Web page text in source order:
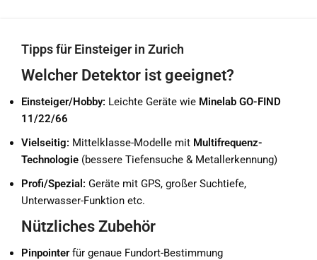
Tipps für Einsteiger in Zurich
Welcher Detektor ist geeignet?
Einsteiger/Hobby: Leichte Geräte wie Minelab GO-FIND
11/22/66
Vielseitig: Mittelklasse-Modelle mit Multifrequenz-
Technologie (bessere Tiefensuche & Metallerkennung)
Profi/Spezial: Geräte mit GPS, großer Suchtiefe,
Unterwasser-Funktion etc.
Nützliches Zubehör
Pinpointerfür genaue Fundort-Bestimmung